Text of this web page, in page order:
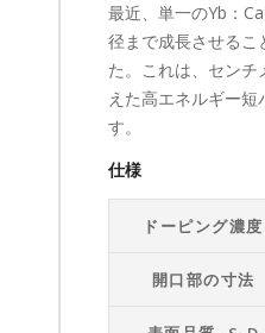
最近、単一のYb：
径まで成長させるこ
た。これは、セン
えた高エネルギー短
す。
仕様
ドーピング濃度
開口部の寸法